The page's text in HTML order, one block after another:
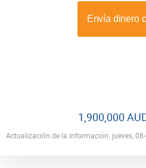
Actualización de la información: jueves,
1,900,000